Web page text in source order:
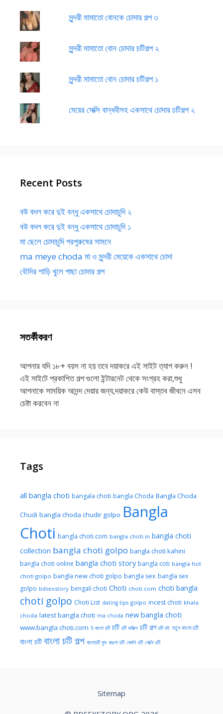
সুন্দরী মামাতো বোনকে চোদার গল্প ৩
সুন্দরী মামাতো বোন চোদার চটিগল্প ২
সুন্দরী মামাতো বোন চোদার চটিগল্প ১
মেয়ের সেক্সি বান্ধবীসহ একসাথে চোদার চটিগল্প ২
Recent Posts
বউ বদল করে দুই বন্ধু একসাথে চোদাচুদি ২
বউ বদল করে দুই বন্ধু একসাথে চোদাচুদি ১
মা ছেলে চোদাচুদি পরপুরুষের সামনে
ma meye choda মা ও সুন্দরী মেয়েকে একসাথে চোদা
বৌদির শাড়ি খুলে পাছা চোদার গল্প
সতর্কীকরণ
আপনার যদি ১৮+ বয়স না হয় তবে দয়াকরে এই সাইট ত্যাগ করুন !
এই সাইটে প্রকাশিত গল্প গুলো ইন্টারনেট থেকে সংগ্রহ করা,শুধু
আপনাকে সাময়িক আনন্দ দেয়ার জন্য,দয়াকরে কেউ বাস্তব জীবনে এসব
চেষ্টা করবেন না
Tags
all bangla choti bangala choti bangla Choda Bangla Choda
Chudi bangla choda chudir golpo Bangla
Choti bangla choti.com bangla choti.in bangla choti
collection bangla choti golpo bangla choti kahini
bangla choti online bangla choti story bangla coti bangla hot
choti golpo bangla new choti golpo bangla sex bangla sex
golpo bdsexstory bengali choti Choti choti.com choti bangla
choti golpo Choti List dating tips golpo incest choti khala
choda latest bangla choti ma choda new bangla choti
www.bangla choti.com ই-বাংলা চটি চটি চটি কমিক্স চটি গল্প চটি বই নতুন বাংলা চটি
বাংলা চটি বাংলা চটি গল্প বাংলাচটি বুক বাঙলা চটি বেঙ্গলি চটি সেক্সি চটি
Sitemap